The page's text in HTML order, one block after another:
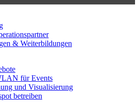
& Weiterbildungen
für Events
und Visualisierung
betreiben